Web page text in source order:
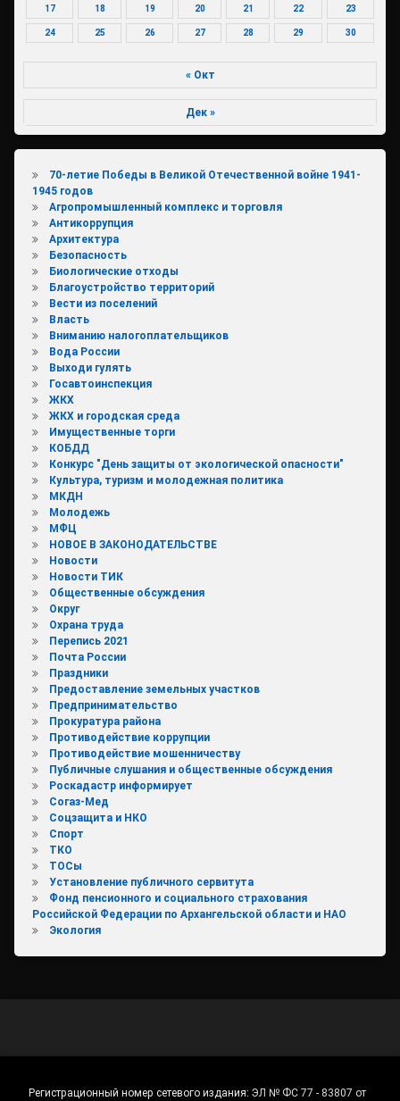
17 18 19 20 21 22 23
24 25 26 27 28 29 30
« Окт
Дек »
70-летие Победы в Великой Отечественной войне 1941-
1945 годов
Агропромышленный комплекс и торговля
Антикоррупция
Архитектура
Безопасность
Биологические отходы
Благоустройство территорий
Вести из поселений
Власть
Вниманию налогоплательщиков
Вода России
Выходи гулять
Госавтоинспекция
ЖКХ
ЖКХ и городская среда
Имущественные торги
КОБДД
Конкурс "День защиты от экологической опасности"
Культура, туризм и молодежная политика
МКДН
Молодежь
МФЦ
НОВОЕ В ЗАКОНОДАТЕЛЬСТВЕ
Новости
Новости ТИК
Общественные обсуждения
Округ
Охрана труда
Перепись 2021
Почта России
Праздники
Предоставление земельных участков
Предпринимательство
Прокуратура района
Противодействие коррупции
Противодействие мошенничеству
Публичные слушания и общественные обсуждения
Роскадастр информирует
Согаз-Мед
Соцзащита и НКО
Спорт
ТКО
ТОСы
Установление публичного сервитута
Фонд пенсионного и социального страхования
Российской Федерации по Архангельской области и НАО
Экология
Регистрационный номер сетевого издания: ЭЛ № ФС 77 - 83807 от